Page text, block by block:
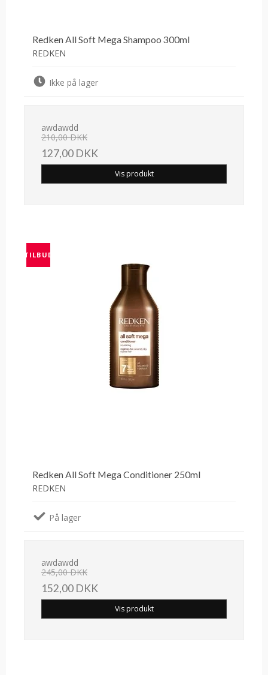
Redken All Soft Mega Shampoo 300ml
REDKEN
Ikke på lager
awdawdd
210,00 DKK
127,00 DKK
Vis produkt
TILBUD
Redken All Soft Mega Conditioner 250ml
REDKEN
På lager
awdawdd
245,00 DKK
152,00 DKK
Vis produkt